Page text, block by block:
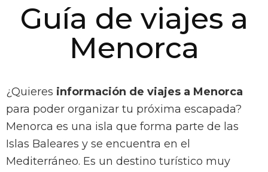
Guía de viajes a
Menorca
¿Quieres información de viajes a Menorca
para poder organizar tu próxima escapada?
Menorca es una isla que forma parte de las
Islas Baleares y se encuentra en el
Mediterráneo. Es un destino turístico muy